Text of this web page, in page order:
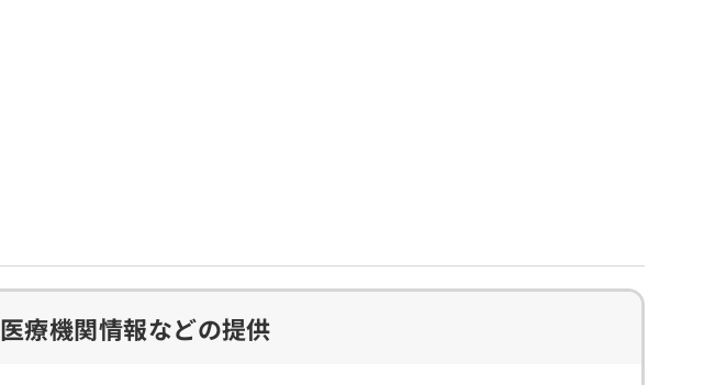
医療機関情報などの提供